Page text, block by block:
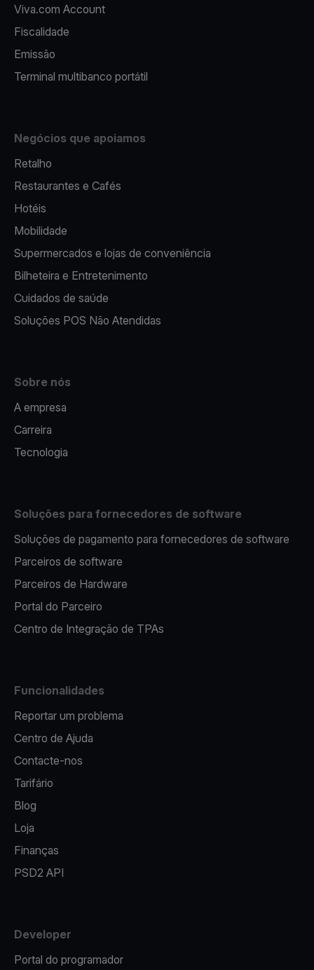
Viva.com Account
Fiscalidade
Emissão
Terminal multibanco portátil
Negócios que apoiamos
Retalho
Restaurantes e Cafés
Hotéis
Mobilidade
Supermercados e lojas de conveniência
Bilheteira e Entretenimento
Cuidados de saúde
Soluções POS Não Atendidas
Sobre nós
A empresa
Carreira
Tecnologia
Soluções para fornecedores de software
Soluções de pagamento para fornecedores de software
Parceiros de software
Parceiros de Hardware
Portal do Parceiro
Centro de Integração de TPAs
Funcionalidades
Reportar um problema
Centro de Ajuda
Contacte-nos
Tarifário
Blog
Loja
Finanças
PSD2 API
Developer
Portal do programador